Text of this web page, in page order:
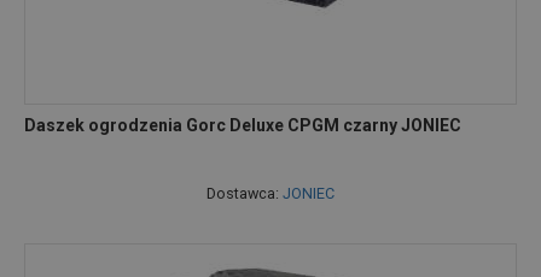
Daszek ogrodzenia Gorc Deluxe CPGM czarny JONIEC
Dostawca: JONIEC